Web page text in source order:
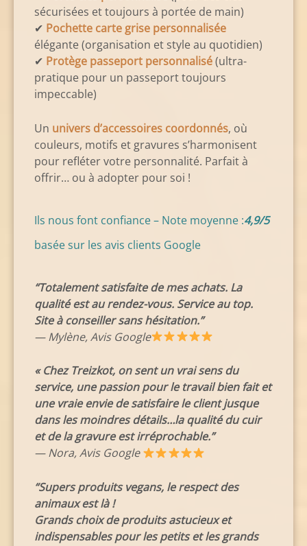
sécurisées et toujours à portée de main)
✔ Pochette carte grise personnalisée
élégante (organisation et style au quotidien)
✔ Protège passeport personnalisé(ultra-
pratique pour un passeport toujours
impeccable)
Un univers d’accessoires coordonnés, où
couleurs, motifs et gravures s’harmonisent
pour refléter votre personnalité. Parfait à
offrir… ou à adopter pour soi !
Ils nous font confiance – Note moyenne :4,9/5
basée sur les avis clients Google
“Totalement satisfaite de mes achats. La
qualité est au rendez-vous. Service au top.
Site à conseiller sans hésitation.”
— Mylène, Avis Google
« Chez Treizkot, on sent un vrai sens du
service, une passion pour le travail bien fait et
une vraie envie de satisfaire le client jusque
dans les moindres détails…la qualité du cuir
et de la gravure est irréprochable.”
— Nora, Avis Google
“Supers produits vegans, le respect des
animaux est là !
Grands choix de produits astucieux et
indispensables pour les petits et les grands